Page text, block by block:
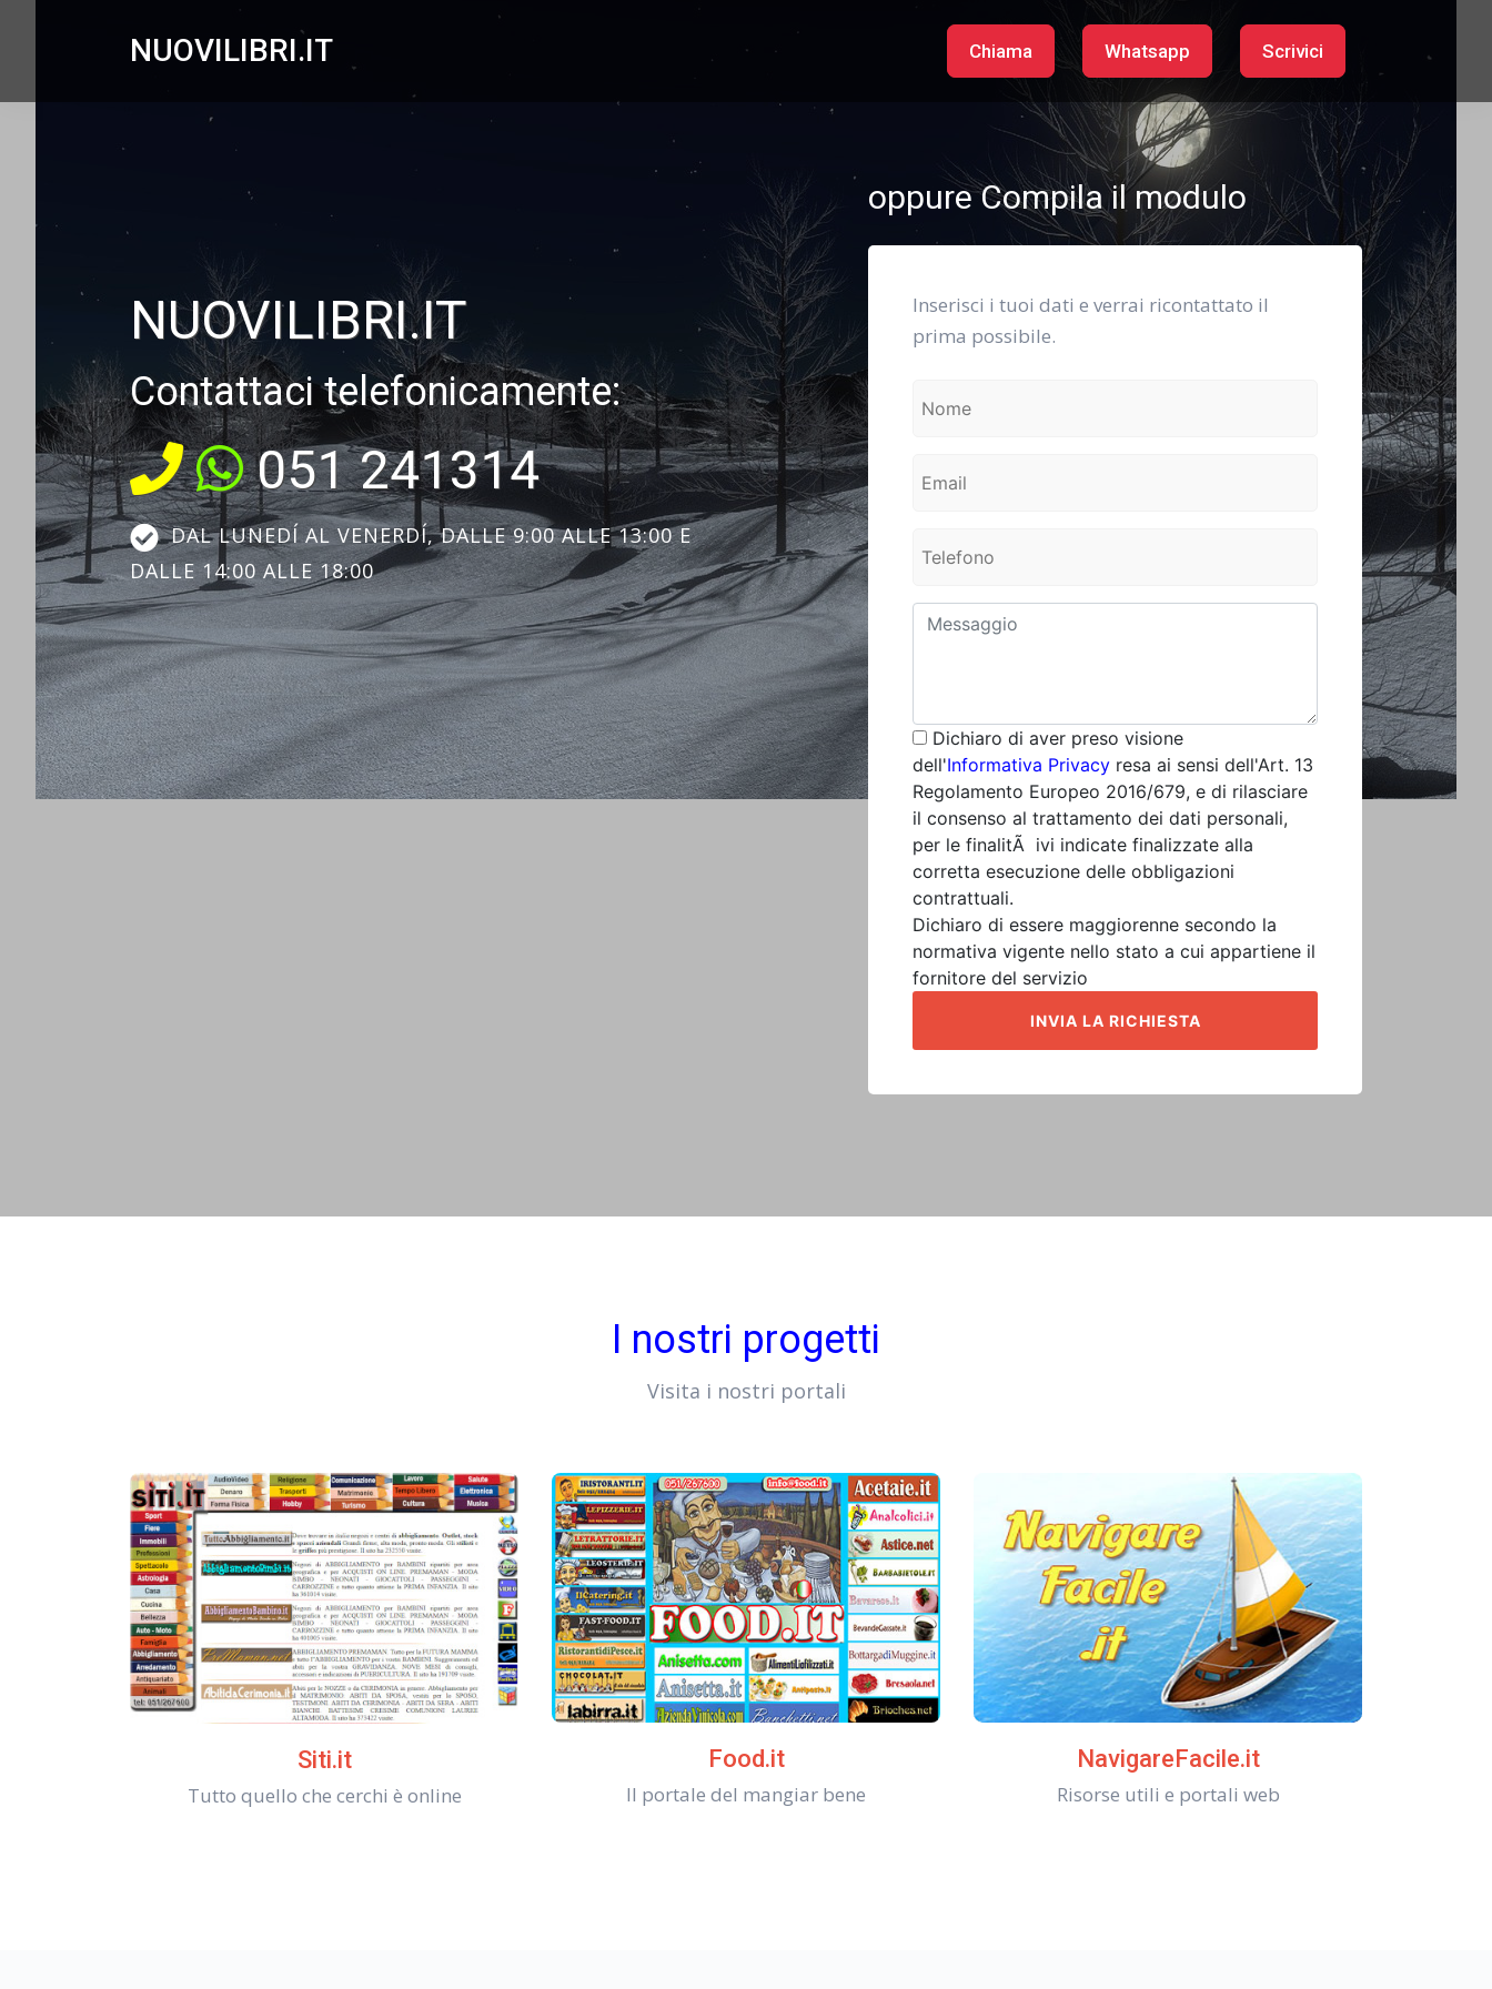
NUOVILIBRI.IT Chiama Whatsapp Scrivici
NUOVILIBRI.IT
Contattaci telefonicamente:
051 241314
DAL LUNEDÍ AL VENERDÍ, DALLE 9:00 ALLE 13:00 E
DALLE 14:00 ALLE 18:00
oppure Compila il modulo
Inserisci i tuoi dati e verrai ricontattato il
prima possibile.
Dichiaro di aver preso visione
dell'Informativa Privacy resa ai sensi dell'Art. 13
Regolamento Europeo 2016/679, e di rilasciare
il consenso al trattamento dei dati personali,
per le finalitÃ ivi indicate finalizzate alla
corretta esecuzione delle obbligazioni
contrattuali.
Dichiaro di essere maggiorenne secondo la
normativa vigente nello stato a cui appartiene il
fornitore del servizio
I nostri progetti
Visita i nostri portali
Siti.it
Tutto quello che cerchi è online
Food.it
Il portale del mangiar bene
NavigareFacile.it
Risorse utili e portali web